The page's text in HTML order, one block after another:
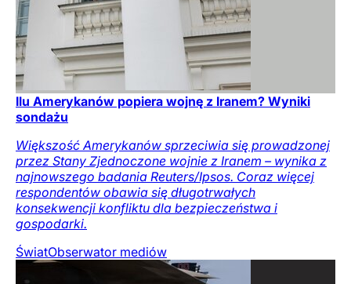
Ilu Amerykanów popiera wojnę z Iranem? Wyniki
sondażu
Większość Amerykanów sprzeciwia się prowadzonej
przez Stany Zjednoczone wojnie z Iranem – wynika z
najnowszego badania Reuters/Ipsos. Coraz więcej
respondentów obawia się długotrwałych
konsekwencji konfliktu dla bezpieczeństwa i
gospodarki.
ŚwiatObserwator mediów